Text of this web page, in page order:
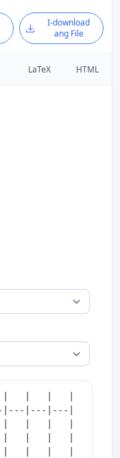
I-download
ang File
LaTeX HTML